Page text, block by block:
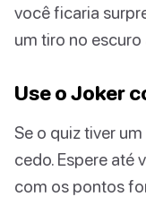
você ficaria
um tiro no escuro
Use o Joker
Se o quiz tiver
cedo. Espere até
com os pontos